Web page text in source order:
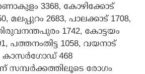
3368, കോഴിക്കോട്
മലപ്പുറം 2683, പാലക്കാട് 1708,
1742, കോട്ടയം
പത്തനംതിട്ട 1058, വയനാട്
കാസര്‍ഗോഡ് 468
സമ്പര്‍ക്കത്തിലൂടെ രോഗം